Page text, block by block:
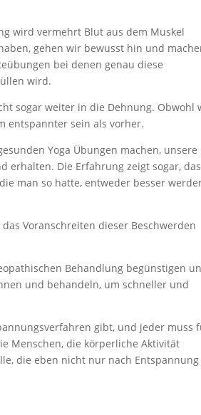
wird vermehrt Blut aus dem Muskel
gehen wir bewusst hin und
bei denen genau diese
wird.
sogar weiter in die Dehnung. Obwohl
entspannter sein als vorher.
Yoga Übungen machen, unsere
erhalten. Die Erfahrung zeigt sogar,
man so hatte, entweder besser
Voranschreiten dieser Beschwerden
Behandlung begünstigen
und behandeln, um schneller und
gibt, und jeder muss
Menschen, die körperliche Aktivität
die eben nicht nur nach Entspannung